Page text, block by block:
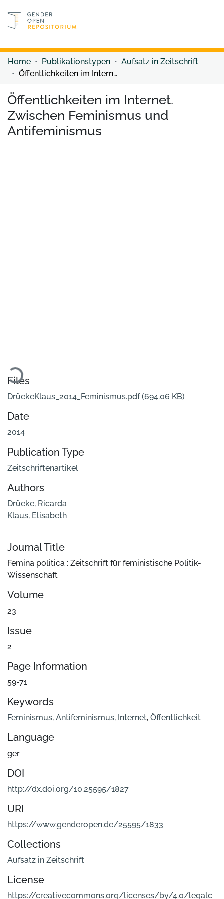
Discover content
Home Publikationstypen
Aufsatz in Zeitschrift
Öffentlichkeiten im Internet. Zwischen Feminismus und Antifeminismus
Öffentlichkeiten im Internet.
Zwischen Feminismus und
Antifeminismus
Loading...
Files
DrüekeKlaus_2014_Feminismus.pdf(694.06 KB)
Date
2014
Publication Type
Zeitschriftenartikel
Authors
Drüeke, Ricarda
Klaus, Elisabeth
Journal Title
Femina politica : Zeitschrift für feministische Politik-
Wissenschaft
Volume
23
Issue
2
Page Information
59-71
Keywords
Feminismus, Antifeminismus, Internet, Öffentlichkeit
Language
ger
DOI
http://dx.doi.org/10.25595/1827
URI
https://www.genderopen.de/25595/1833
Collections
Aufsatz in Zeitschrift
License
https://creativecommons.org/licenses/by/4.0/legalc